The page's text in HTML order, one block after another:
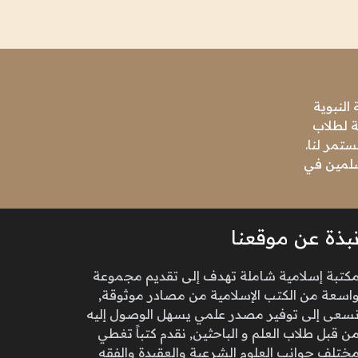
لطلاب
لنا.
في
نبذة عن موقعنا
مكتبة إسلامية شاملة تهدف إلى تقديم مجموعة
واسعة من الكتب الإسلامية من مصادر موثوقة,
نسعى إلى توفير مصدر علمي يسهل الوصول إليه
من قبل طلاب العلم و الباحثين, نقدم كتباً تغطي
مختلف جوانب العلوم الشرعية والعقيدة والفقه